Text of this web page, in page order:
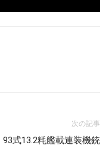
次の記事
93式13.2粍艦載連装機銃